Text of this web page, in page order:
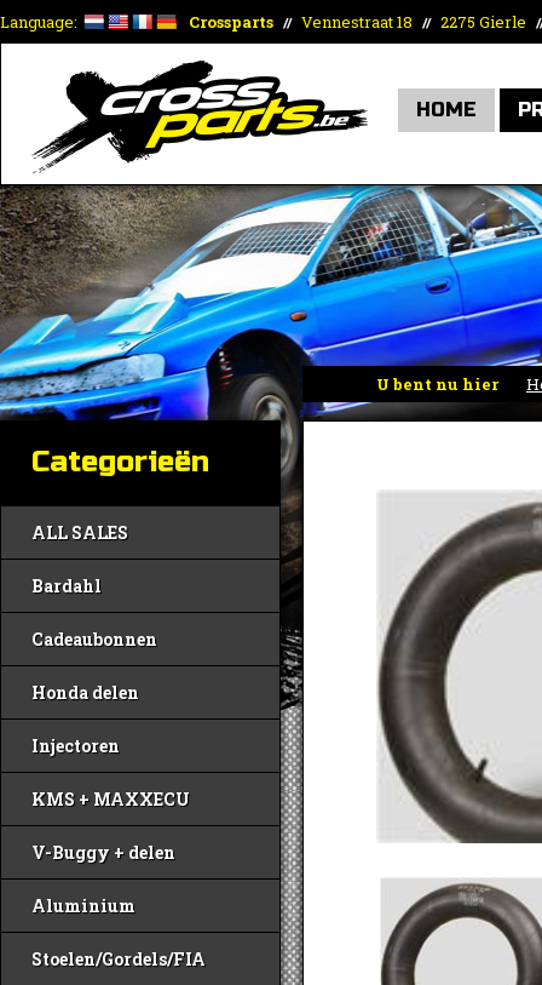
Language: Crossparts // Vennestraat 18 // 2275 Gierle
HOME
U bent nu hier
Categorieën
ALL SALES
Bardahl
Cadeaubonnen
Honda delen
Injectoren
KMS + MAXXECU
V-Buggy + delen
Aluminium
Stoelen/Gordels/FIA